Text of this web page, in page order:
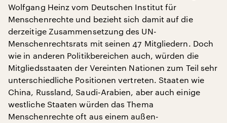
Wolfgang Heinz vom Deutschen Institut für
Menschenrechte und bezieht sich damit auf die
derzeitige Zusammensetzung des UN-
Menschenrechtsrats mit seinen 47 Mitgliedern. Doch
wie in anderen Politikbereichen auch, würden die
Mitgliedsstaaten der Vereinten Nationen zum Teil sehr
unterschiedliche Positionen vertreten. Staaten wie
China, Russland, Saudi-Arabien, aber auch einige
westliche Staaten würden das Thema
Menschenrechte oft aus einem außen-